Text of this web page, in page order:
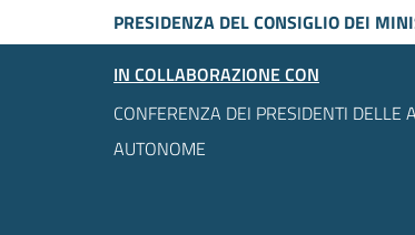
PRESIDENZA DEL CONSIGLIO DEI
IN COLLABORAZIONE CON
CONFERENZA DEI PRESIDENTI DELLE
AUTONOME